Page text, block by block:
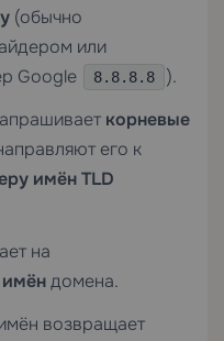
(обычно
или
Google
8.8.8.8
).
корневые
его к
имён TLD
на
имёндомена.
возвращает